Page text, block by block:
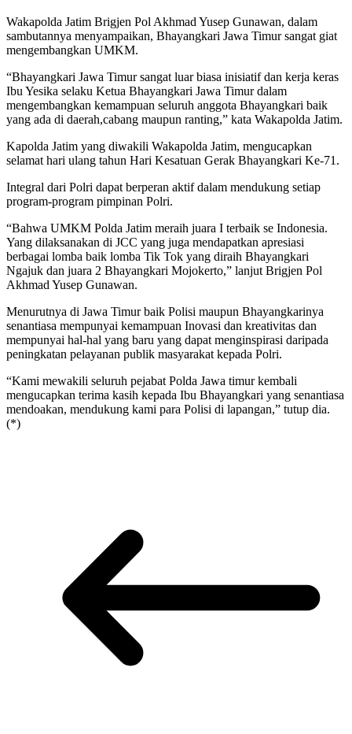
Wakapolda Jatim Brigjen Pol Akhmad Yusep Gunawan, dalam
sambutannya menyampaikan, Bhayangkari Jawa Timur sangat giat
mengembangkan UMKM.
“Bhayangkari Jawa Timur sangat luar biasa inisiatif dan kerja keras
Ibu Yesika selaku Ketua Bhayangkari Jawa Timur dalam
mengembangkan kemampuan seluruh anggota Bhayangkari baik
yang ada di daerah,cabang maupun ranting,” kata Wakapolda Jatim.
Kapolda Jatim yang diwakili Wakapolda Jatim, mengucapkan
selamat hari ulang tahun Hari Kesatuan Gerak Bhayangkari Ke-71.
Integral dari Polri dapat berperan aktif dalam mendukung setiap
program-program pimpinan Polri.
“Bahwa UMKM Polda Jatim meraih juara I terbaik se Indonesia.
Yang dilaksanakan di JCC yang juga mendapatkan apresiasi
berbagai lomba baik lomba Tik Tok yang diraih Bhayangkari
Ngajuk dan juara 2 Bhayangkari Mojokerto,” lanjut Brigjen Pol
Akhmad Yusep Gunawan.
Menurutnya di Jawa Timur baik Polisi maupun Bhayangkarinya
senantiasa mempunyai kemampuan Inovasi dan kreativitas dan
mempunyai hal-hal yang baru yang dapat menginspirasi daripada
peningkatan pelayanan publik masyarakat kepada Polri.
“Kami mewakili seluruh pejabat Polda Jawa timur kembali
mengucapkan terima kasih kepada Ibu Bhayangkari yang senantiasa
mendoakan, mendukung kami para Polisi di lapangan,” tutup dia.
(*)